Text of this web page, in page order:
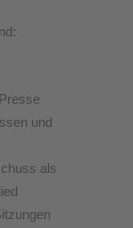
und
als